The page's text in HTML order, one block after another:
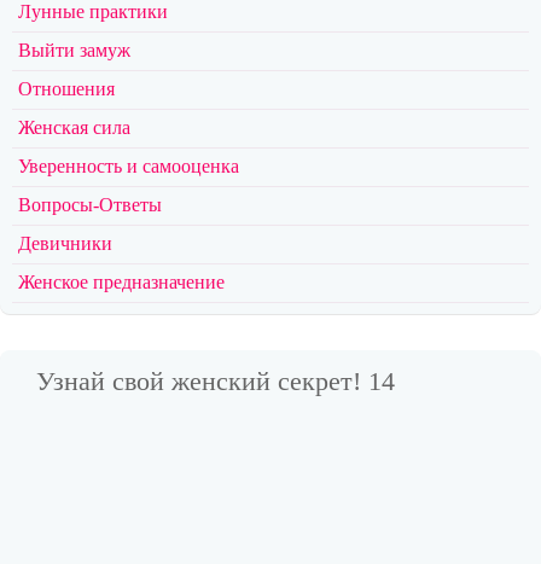
Лунные практики
Выйти замуж
Отношения
Женская сила
Уверенность и самооценка
Вопросы-Ответы
Девичники
Женское предназначение
Узнай свой женский секрет! 14